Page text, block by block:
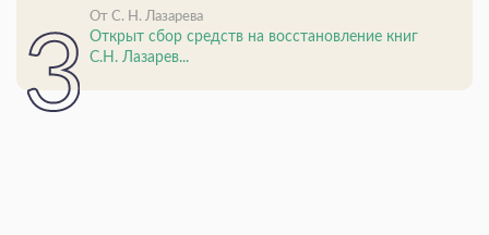
От С. Н. Лазарева
Открыт сбор средств на восстановление книг
С.Н. Лазарев...